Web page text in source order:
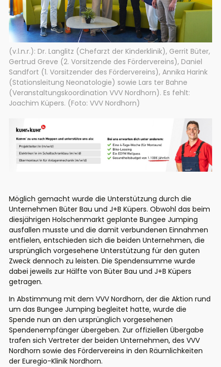
(v.l.n.r.): Dr. Langlitz (Chefarzt der Kinderklinik), Gerrit Büter,
Gertrud Greve (2. Vorsitzende des Fördervereins), Daniel
Sandfort (1. Vorsitzender des Fördervereins), Annika Harink
(Stationsleitung Neonatologie) sowie Lars ter Bahne
(Veranstaltungskoordination VVV Nordhorn). Es fehlt:
Joachim Küpers. (Foto: VVV Nordhorn)
Möglich gemacht wurde die Unterstützung durch die
Unternehmen Büter Bau und J+B Küpers. Obwohl das beim
diesjährigen Holschenmarkt geplante Bungee Jumping
ausfallen musste und die damit verbundenen Einnahmen
entfielen, entschieden sich die beiden Unternehmen, die
ursprünglich vorgesehene Unterstützung für den guten
Zweck dennoch zu leisten. Die Spendensumme wurde
dabei jeweils zur Hälfte von Büter Bau und J+B Küpers
getragen.
In Abstimmung mit dem VVV Nordhorn, der die Aktion rund
um das Bungee Jumping begleitet hatte, wurde die
Spende nun an den ursprünglich vorgesehenen
Spendenempfänger übergeben. Zur offiziellen Übergabe
trafen sich Vertreter der beiden Unternehmen, des VVV
Nordhorn sowie des Fördervereins in den Räumlichkeiten
der Euregio-Klinik Nordhorn.